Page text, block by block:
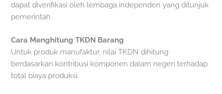
dapat diverifikasi oleh lembaga independen yang ditunjuk
pemerintah.
Cara Menghitung TKDN Barang
Untuk produk manufaktur, nilai TKDN dihitung
berdasarkan kontribusi komponen dalam negeri terhadap
total biaya produksi.